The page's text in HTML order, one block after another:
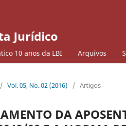
Jurídico
10 anos da LBI Arquivos
/ Vol. 05, No. 02 (2016) / Artigos
DA